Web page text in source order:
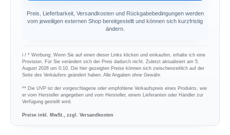
Preis, Lieferbarkeit, Versandkosten und Rückgabebedingungen werden
vom jeweiligen externen Shop bereitgestellt und können sich kurzfristig
ändern.
ℹ︎ / * Werbung: Wenn Sie auf einen dieser Links klicken und einkaufen, erhalte ich eine
Provision. Für Sie verändert sich der Preis dadurch nicht. Zuletzt aktualisiert am 5.
August 2026 um 0:10. Die hier gezeigten Preise können sich zwischenzeitlich auf der
Seite des Verkäufers geändert haben. Alle Angaben ohne Gewähr.
** Die UVP ist der vorgeschlagene oder empfohlene Verkaufspreis eines Produkts, wie
er vom Hersteller angegeben und vom Hersteller, einem Lieferanten oder Händler zur
Verfügung gestellt wird.
Preise inkl. MwSt., zzgl. Versandkosten